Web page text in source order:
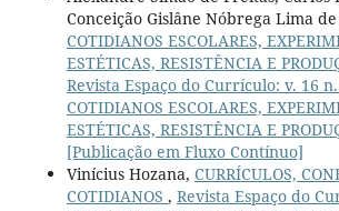
Conceição Gislâne Nóbrega Lima de
COTIDIANOS ESCOLARES,
ESTÉTICAS, RESISTÊNCIA E
Revista Espaço do Currículo: v. 16
COTIDIANOS ESCOLARES,
ESTÉTICAS, RESISTÊNCIA E
[Publicação em Fluxo Contínuo]
Vinícius Hozana, CURRÍCULOS,
COTIDIANOS , Revista Espaço do